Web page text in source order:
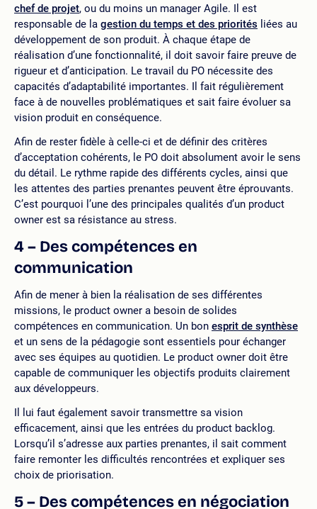
chef de projet, ou du moins un manager Agile. Il est
responsable de la gestion du temps et des priorités liées au
développement de son produit. À chaque étape de
réalisation d’une fonctionnalité, il doit savoir faire preuve de
rigueur et d’anticipation. Le travail du PO nécessite des
capacités d’adaptabilité importantes. Il fait régulièrement
face à de nouvelles problématiques et sait faire évoluer sa
vision produit en conséquence.
Afin de rester fidèle à celle-ci et de définir des critères
d’acceptation cohérents, le PO doit absolument avoir le sens
du détail. Le rythme rapide des différents cycles, ainsi que
les attentes des parties prenantes peuvent être éprouvants.
C’est pourquoi l’une des principales qualités d’un product
owner est sa résistance au stress.
4 – Des compétences en
communication
Afin de mener à bien la réalisation de ses différentes
missions, le product owner a besoin de solides
compétences en communication. Un bon esprit de synthèse
et un sens de la pédagogie sont essentiels pour échanger
avec ses équipes au quotidien. Le product owner doit être
capable de communiquer les objectifs produits clairement
aux développeurs.
Il lui faut également savoir transmettre sa vision
efficacement, ainsi que les entrées du product backlog.
Lorsqu’il s’adresse aux parties prenantes, il sait comment
faire remonter les difficultés rencontrées et expliquer ses
choix de priorisation.
5 – Des compétences en négociation